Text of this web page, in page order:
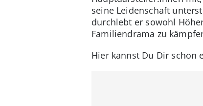
seine Leidenschaft
durchlebt er sowohl
Familiendrama zu
Hier kannst Du Dir schon